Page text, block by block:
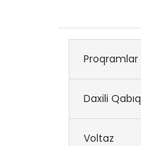
Proqramlar
Daxili Qabıq
Voltaz